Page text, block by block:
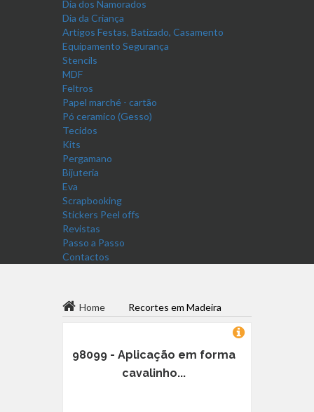
Dia dos Namorados
Dia da Criança
Artigos Festas, Batizado, Casamento
Equipamento Segurança
Stencils
MDF
Feltros
Papel marché - cartão
Pó ceramico (Gesso)
Tecidos
Kits
Pergamano
Bijuteria
Eva
Scrapbooking
Stickers Peel offs
Revistas
Passo a Passo
Contactos
Home Recortes em Madeira
98099 - Aplicação em forma
cavalinho...